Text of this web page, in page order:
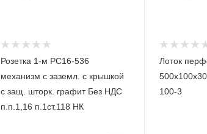
Розетка 1-м РС16-536
механизм с заземл. с крышкой
с защ. шторк. графит Без НДС
п.п.1,16 п.1ст.118 НК
Лоток
100-3